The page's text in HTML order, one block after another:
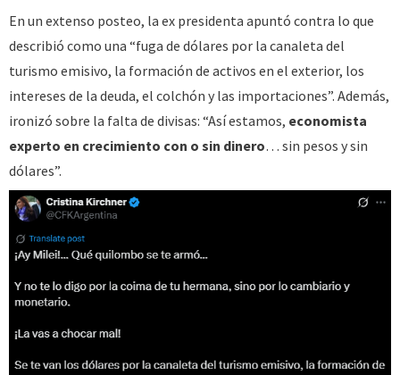
En un extenso posteo, la ex presidenta apuntó contra lo que
describió como una “fuga de dólares por la canaleta del
turismo emisivo, la formación de activos en el exterior, los
intereses de la deuda, el colchón y las importaciones”. Además,
ironizó sobre la falta de divisas: “Así estamos, economista
experto en crecimiento con o sin dinero… sin pesos y sin
dólares”.